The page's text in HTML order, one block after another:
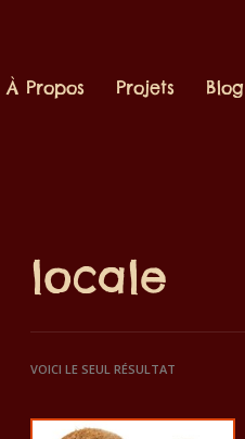
À Propos Projets Blog
locale
VOICI LE SEUL RÉSULTAT